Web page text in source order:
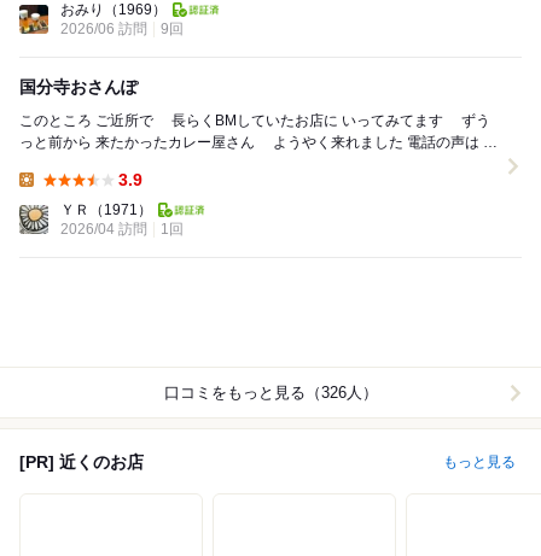
おみり
（1969）
2026/06 訪問
9回
国分寺おさんぽ
このところ ご近所で 長らくBMしていたお店に いってみてます ずう
っと前から 来たかったカレー屋さん ようやく来れました 電話の声は 紳
3.9
ＹＲ
（1971）
2026/04 訪問
1回
口コミをもっと見る（326人）
[PR] 近くのお店 もっと見る